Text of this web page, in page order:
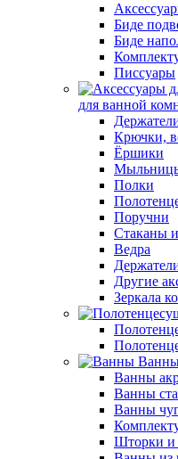
Биде
Биде
Писсуары
для ванной
Крючки,
Ёршики
Полки
Поручни
Стаканы
Ведра
Другие
Зеркала
Ванны
Ванны
Ванны
Шторки и